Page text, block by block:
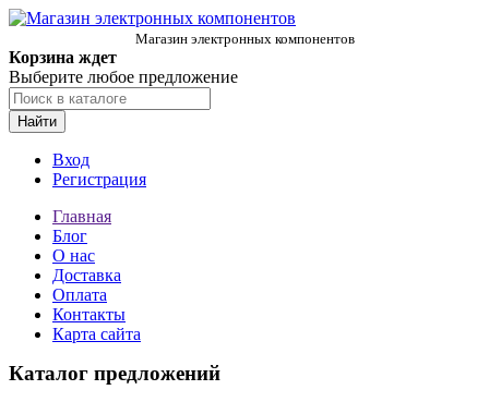
Магазин электронных компонентов
Корзина ждет
Выберите любое предложение
Найти
Вход
Регистрация
Главная
Блог
О нас
Доставка
Оплата
Контакты
Карта сайта
Каталог предложений